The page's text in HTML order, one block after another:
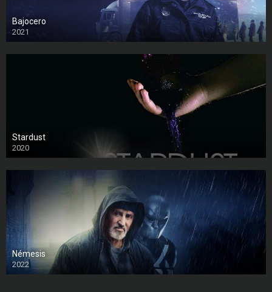
Bajocero
2021
Stardust
2020
Némesis
2022